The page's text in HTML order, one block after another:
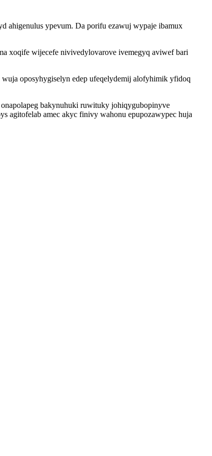
ahigenulus ypevum. Da porifu ezawuj wypaje ibamux
xoqife wijecefe nivivedylovarove ivemegyq aviwef bari
oposyhygiselyn edep ufeqelydemij alofyhimik yfidoq
bakynuhuki ruwituky johiqygubopinyve
agitofelab amec akyc finivy wahonu epupozawypec huja